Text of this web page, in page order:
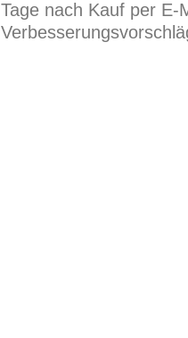
Tage nach Kauf per E-